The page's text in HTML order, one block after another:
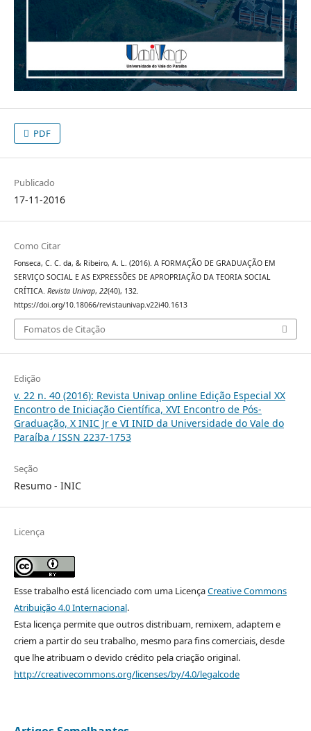
PDF
Publicado
17-11-2016
Como Citar
Fonseca, C. C. da, & Ribeiro, A. L. (2016). A FORMAÇÃO DE GRADUAÇÃO EM
SERVIÇO SOCIAL E AS EXPRESSÕES DE APROPRIAÇÃO DA TEORIA SOCIAL
CRÍTICA. Revista Univap, 22(40), 132.
https://doi.org/10.18066/revistaunivap.v22i40.1613
Fomatos de Citação
Edição
v. 22 n. 40 (2016): Revista Univap online Edição Especial XX
Encontro de Iniciação Científica, XVI Encontro de Pós-
Graduação, X INIC Jr e VI INID da Universidade do Vale do
Paraíba / ISSN 2237-1753
Seção
Resumo - INIC
Licença
Esse trabalho está licenciado com uma LicençaCreative Commons
Atribuição 4.0 Internacional.
Esta licença permite que outros distribuam, remixem, adaptem e
criem a partir do seu trabalho, mesmo para fins comerciais, desde
que lhe atribuam o devido crédito pela criação original.
http://creativecommons.org/licenses/by/4.0/legalcode